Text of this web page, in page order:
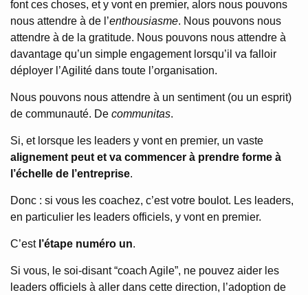
font ces choses, et y vont en premier, alors nous pouvons
nous attendre à de l’enthousiasme. Nous pouvons nous
attendre à de la gratitude. Nous pouvons nous attendre à
davantage qu’un simple engagement lorsqu’il va falloir
déployer l’Agilité dans toute l’organisation.
Nous pouvons nous attendre à un sentiment (ou un esprit)
de communauté. De communitas.
Si, et lorsque les leaders y vont en premier, un vaste
alignement peut et va commencer à prendre forme à
l’échelle de l’entreprise.
Donc : si vous les coachez, c’est votre boulot. Les leaders,
en particulier les leaders officiels, y vont en premier.
C’est l’étape numéro un.
Si vous, le soi-disant “coach Agile”, ne pouvez aider les
leaders officiels à aller dans cette direction, l’adoption de